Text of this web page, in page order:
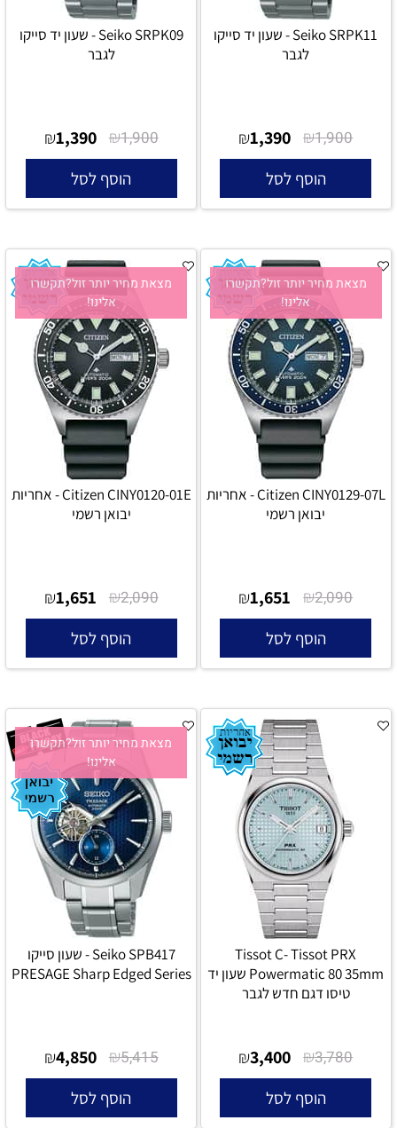
Seiko SRPK11 - שעון יד סייקו
לגבר
₪1,900
₪1,390
הוסף לסל
Seiko SRPK09 - שעון יד סייקו
לגבר
₪1,900
₪1,390
הוסף לסל
מצאת מחיר יותר זול?תקשרו
אלינו!
Citizen CINY0129-07L - אחריות
יבואן רשמי
₪2,090
₪1,651
הוסף לסל
מצאת מחיר יותר זול?תקשרו
אלינו!
Citizen CINY0120-01E - אחריות
יבואן רשמי
₪2,090
₪1,651
הוסף לסל
Tissot C- Tissot PRX
Powermatic 80 35mm שעון יד
טיסו דגם חדש לגבר
₪3,780
₪3,400
הוסף לסל
מצאת מחיר יותר זול?תקשרו
אלינו!
Seiko SPB417 - שעון סייקו
PRESAGE Sharp Edged Series
₪5,415
₪4,850
הוסף לסל